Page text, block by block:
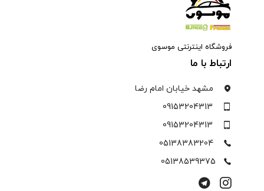
فروشگاه اینترنتی موسوی
ارتباط با ما
مشهد خیابان امام رضا
09153204313
09153204313
05138383204
05138539375